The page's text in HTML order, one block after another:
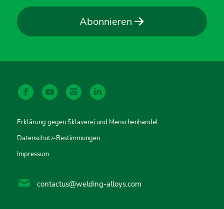
Abonnieren
Erklärung gegen Sklaverei und Menschenhandel
Datenschutz-Bestimmungen
Impressum
contactus@welding-alloys.com